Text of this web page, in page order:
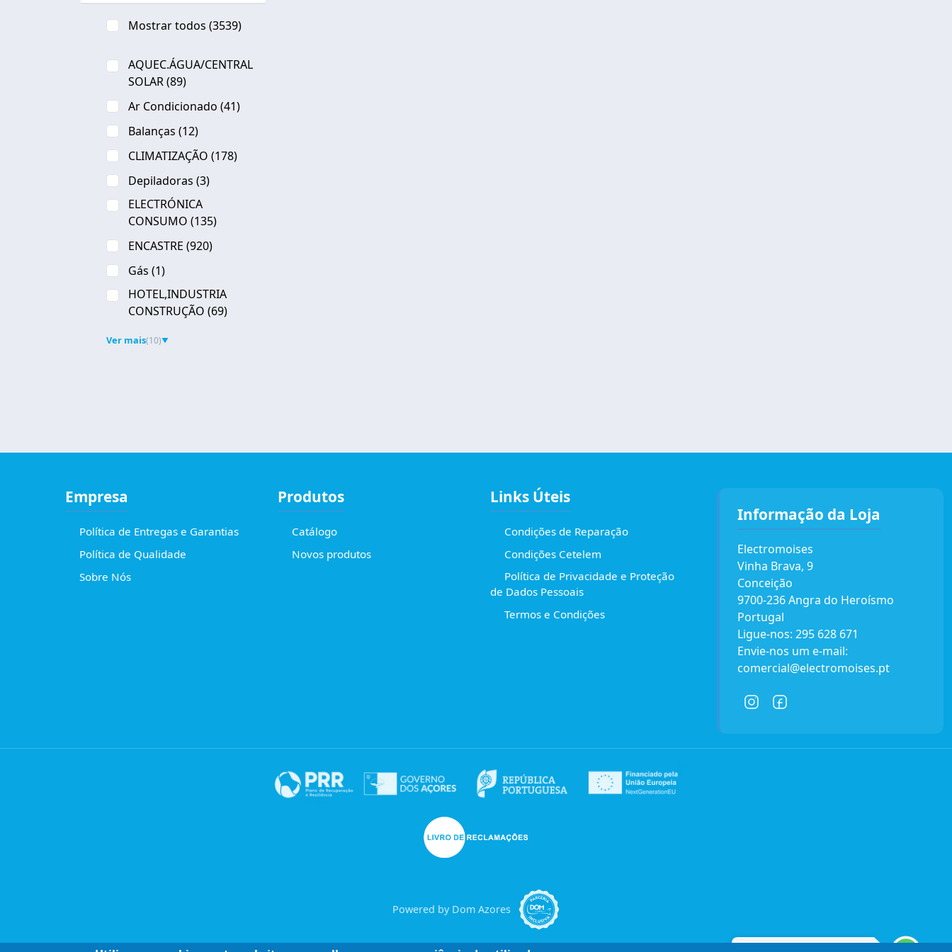
Mostrar todos (3539)
AQUEC.ÁGUA/CENTRAL
SOLAR(89)
Ar Condicionado (41)
Balanças (12)
CLIMATIZAÇÃO (178)
Depiladoras (3)
ELECTRÓNICA
CONSUMO (135)
ENCASTRE (920)
Gás (1)
HOTEL,INDUSTRIA
CONSTRUÇÃO (69)
Ver mais(10)▼
Empresa
Política de Entregas e Garantias
Política de Qualidade
Sobre Nós
Produtos
Catálogo
Novos produtos
Links Úteis
Condições de Reparação
Condições Cetelem
Política de Privacidade e Proteção
de Dados Pessoais
Termos e Condições
Informação da Loja
Electromoises
Vinha Brava, 9
Conceição
9700-236 Angra do Heroísmo
Portugal
Ligue-nos: 295 628 671
Envie-nos um e-mail:
comercial@electromoises.pt
Powered by Dom Azores